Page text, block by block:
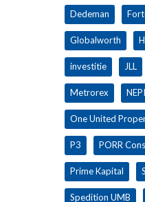
Dedeman
Globalworth
investitie JLL
Metrorex NEPI
One United
P3 PORR
Prime Kapital
Spedition UMB